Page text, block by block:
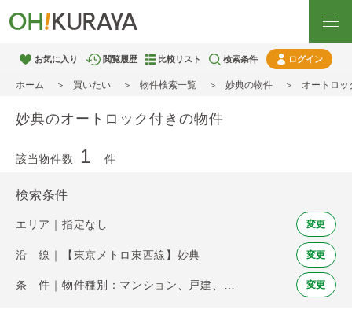
お気に入り 閲覧履歴 比較リスト 検索条件 ログイン
ホーム 買いたい 物件検索一覧 妙典の物件 オートロッ
妙典のオートロック付きの物件
該当物件数 1 件
検索条件
エリア｜指定なし 変更
沿 線｜【東京メトロ東西線】妙典 変更
変更